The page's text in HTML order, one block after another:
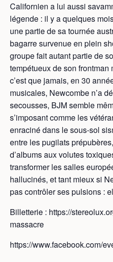
Californien a lui aussi
légende : il y a quelques
une partie de sa tournée
bagarre survenue en plein
groupe fait autant partie de
tempétueux de son
c’est que jamais, en 30
musicales, Newcombe n’a
secousses, BJM semble
s’imposant comme les
enraciné dans le sous-sol
entre les pugilats
d’albums aux volutes
transformer les salles
hallucinés, et tant mieux si
pas contrôler ses pulsions :
Billetterie : https://
massacre
https://www.facebook.com/